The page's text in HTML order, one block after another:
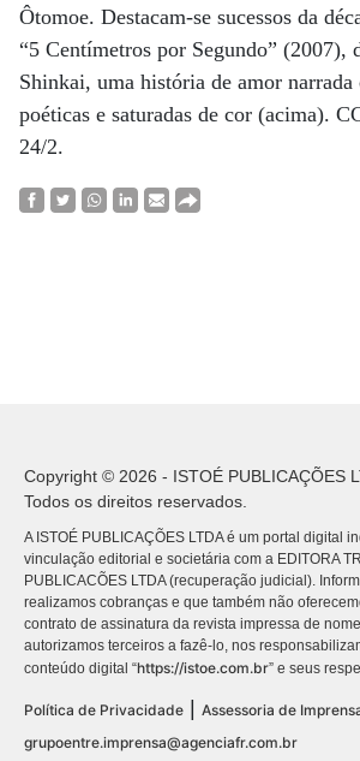
Ôtomoe. Destacam-se sucessos da
“5 Centímetros por Segundo” (2007),
Shinkai, uma história de amor narrada
poéticas e saturadas de cor (acima).
24/2.
Copyright © 2026 - ISTOÉ PUBLICAÇÕES
Todos os direitos reservados.
A ISTOÉ PUBLICAÇÕES LTDA é um portal digital
vinculação editorial e societária com a EDITORA
PUBLICACÕES LTDA (recuperação judicial).
realizamos cobranças e que também não
contrato de assinatura da revista impressa de
autorizamos terceiros a fazê-lo, nos
conteúdo digital “https://istoe.com.br” e seus
Política de Privacidade
Assessoria de
grupoentre.imprensa@agenciafr.com.br